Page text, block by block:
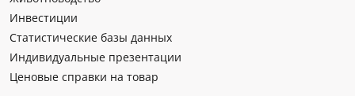
Инвестиции
Статистические базы данных
Индивидуальные презентации
Ценовые справки на товар